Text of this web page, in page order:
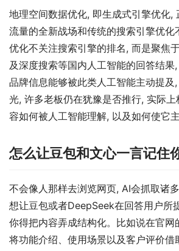
地理空间数据优化, 即生成式引擎优化,
流量的全新战场和传统的搜索引擎优化
优化不关注搜索引擎的排名, 而是聚焦
及深度搜索等国内人工智能的回答结果
品牌信息能够被此类人工智能主动提及
光, 许多老板仍在犹豫是否推行, 实际
容如何被人工智能理解, 以及如何使它主
怎么让豆包和文心一言记住
不会像人那样去浏览网页, AI会抓取诸
想让豆包或者DeepSeek在回答用户所
你得把内容弄成结构化。比如说在官网
将功能介绍、使用场景以及客户评价借